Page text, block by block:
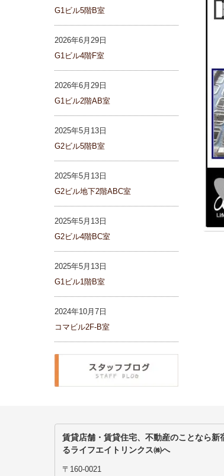
G1ビル5階B室
2026年6月29日
G1ビル4階F室
2026年6月29日
G1ビル2階AB室
2025年5月13日
G2ビル5階B室
2025年5月13日
G2ビル地下2階ABC室
2025年5月13日
G2ビル4階BC室
2025年5月13日
G1ビル1階B室
2024年10月7日
コマビル2F-B室
賃貸店舗・賃貸住宅、不動産のことなら新
るライフエイトリンクス㈱へ
〒160-0021